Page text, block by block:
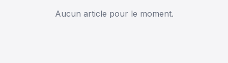
Aucun article pour le moment.